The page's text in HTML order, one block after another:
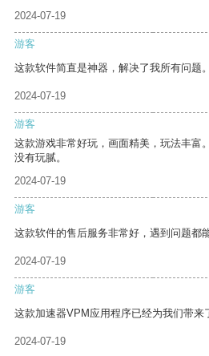
2024-07-19
游客
这款软件简直是神器，解决了我所有问题。
2024-07-19
游客
这款游戏非常好玩，画面精美，玩法丰富
没有玩腻。
2024-07-19
游客
这款软件的售后服务非常好，遇到问题都
2024-07-19
游客
这款加速器VPM应用程序已经为我们带来
2024-07-19